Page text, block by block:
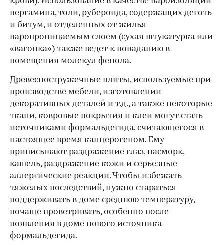
пергамина, толи, рубероида, содержащих деготь
и битум, и отделенных от жилья
паропроницаемым слоем (сухая штукатурка или
«вагонка») также ведет к попаданию в
помещения молекул фенола.
Древесностружечные плиты, используемые при
производстве мебели, изготовлении
декоративных деталей и т.д., а также некоторые
ткани, ковровые покрытия и клеи могут стать
источниками формальдегида, считающегося в
настоящее время канцерогеном. Ему
приписывают раздражение глаз, насморк,
кашель, раздражение кожи и серьезные
аллергические реакции. Чтобы избежать
тяжелых последствий, нужно стараться
поддерживать в доме среднюю температуру,
почаще проветривать, особенно после
появления в доме нового источника
формальдегида.